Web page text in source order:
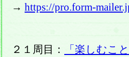
→ https://pro.form-
２１周目：
「楽しむこ